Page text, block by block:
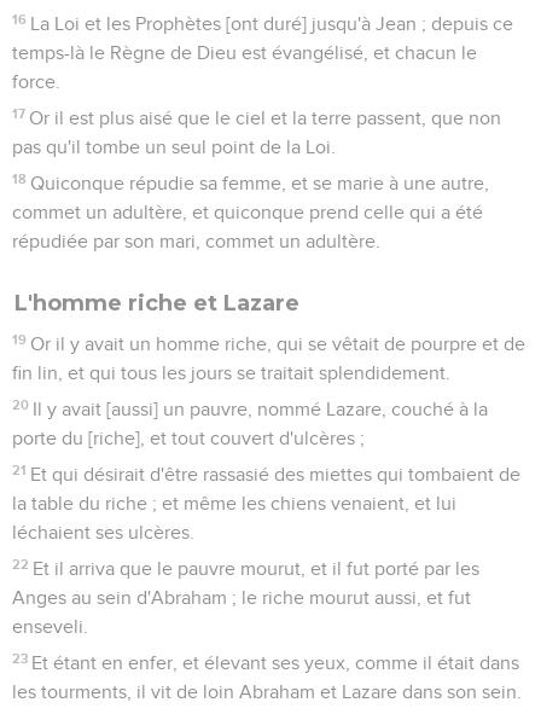
16 La Loi et les Prophètes [ont duré] jusqu'à Jean ; depuis ce
temps-là le Règne de Dieu est évangélisé, et chacun le
force.
17 Or il est plus aisé que le ciel et la terre passent, que non
pas qu'il tombe un seul point de la Loi.
18 Quiconque répudie sa femme, et se marie à une autre,
commet un adultère, et quiconque prend celle qui a été
répudiée par son mari, commet un adultère.
L'homme riche et Lazare
19 Or il y avait un homme riche, qui se vêtait de pourpre et de
fin lin, et qui tous les jours se traitait splendidement.
20 Il y avait [aussi] un pauvre, nommé Lazare, couché à la
porte du [riche], et tout couvert d'ulcères ;
21 Et qui désirait d'être rassasié des miettes qui tombaient de
la table du riche ; et même les chiens venaient, et lui
léchaient ses ulcères.
22 Et il arriva que le pauvre mourut, et il fut porté par les
Anges au sein d'Abraham ; le riche mourut aussi, et fut
enseveli.
23 Et étant en enfer, et élevant ses yeux, comme il était dans
les tourments, il vit de loin Abraham et Lazare dans son sein.